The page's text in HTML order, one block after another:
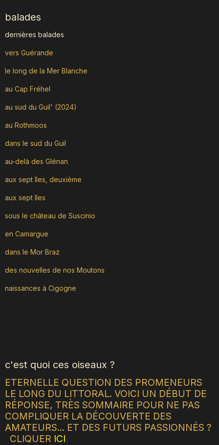
balades
dernières balades
vers Guérande
le long de la Mer Blanche
au Cap Fréhel
au sud du Guil' (2024)
au Rothmoos
dans le sud du Guil
au-delà des Glénan
aux sept îles, deuxième
aux sept îles
sous le château de Suscinio
en Camargue
dans le Mor Braz
des nouvelles de nos Moutons
naissances à Cigogne
c'est quoi ces oiseaux ?
ETERNELLE QUESTION DES PROMENEURS
LE LONG DU LITTORAL. VOICI UN DÉBUT DE
RÉPONSE, TRÈS SOMMAIRE POUR NE PAS
COMPLIQUER LA DÉCOUVERTE DES
AMATEURS... ET DES FUTURS PASSIONNÉS ?
CLIQUER ICI